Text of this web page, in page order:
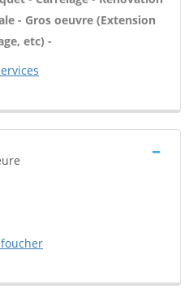
- Gros oeuvre (Extension
etc) -
foucher